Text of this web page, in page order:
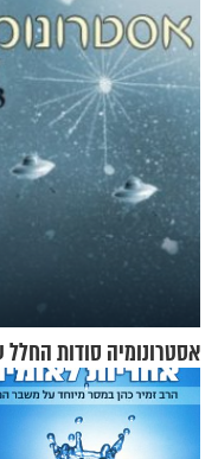
לרענן את הבית
אסטרונומיה סודות